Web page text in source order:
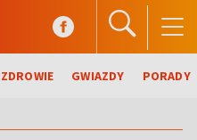
ZDROWIE GWIAZDY PORADY